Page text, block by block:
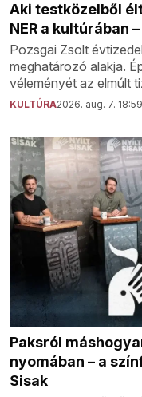
Aki testközelből
NER a kultúrában
Pozsgai Zsolt
meghatározó alakja.
véleményét az elmúlt
KULTÚRA2026. aug. 7. 18:59
Paksról
nyomában – a
Sisak